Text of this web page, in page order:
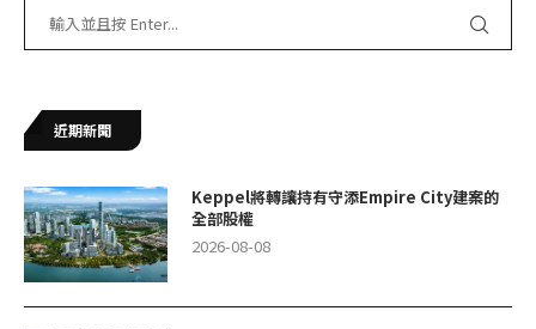
近期新聞
Keppel將轉讓持有守添Empire City建案的
全部股權
2026-08-08